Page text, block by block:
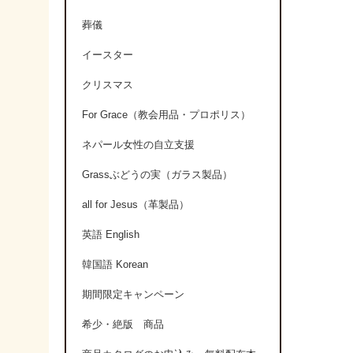
葬儀
イースター
クリスマス
For Grace（教会用品・プロポリス）
ネパール女性の自立支援
Grassぶどうの実（ガラス製品）
all for Jesus（革製品）
英語 English
韓国語 Korean
期間限定キャンペーン
希少・絶版 商品